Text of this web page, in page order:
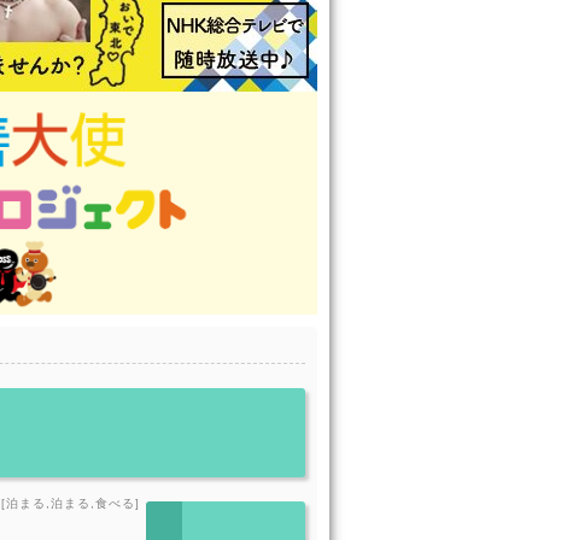
[泊まる,泊まる,食べる]